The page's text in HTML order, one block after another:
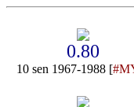
0.80
10 sen 1967-1988 [